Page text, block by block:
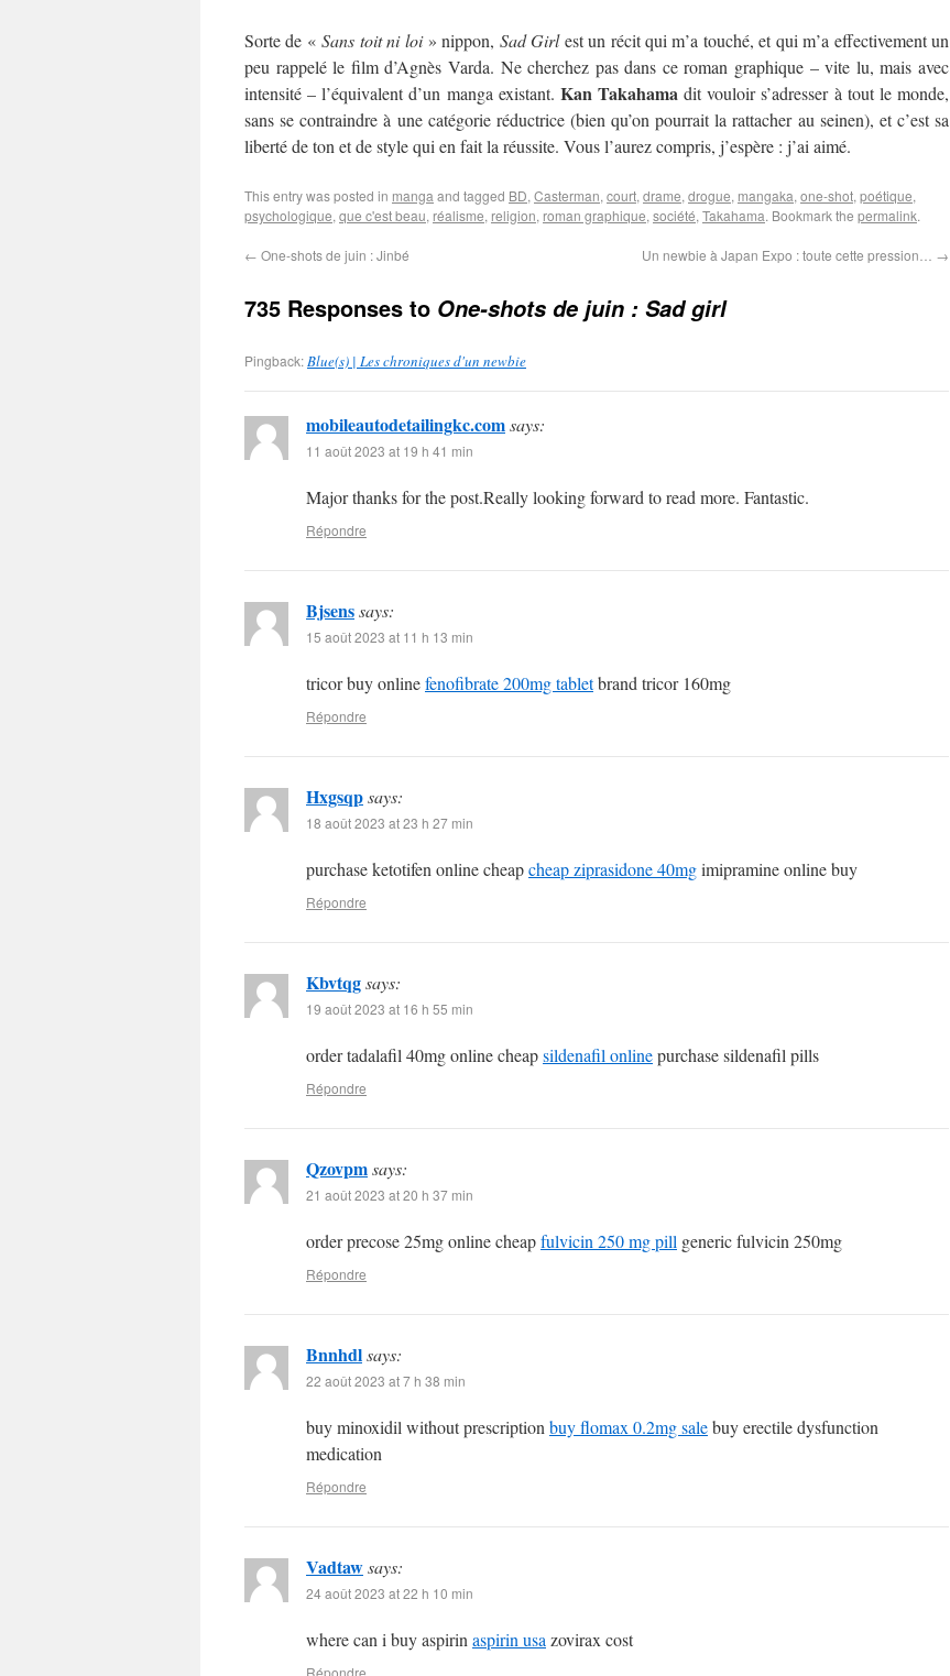
Sorte de «Sans toit ni loi» nippon, Sad Girlest un récit qui m’a touché, et qui m’a effectivement un
peu rappelé le film d’Agnès Varda. Ne cherchez pas dans ce roman graphique – vite lu, mais avec
intensité – l’équivalent d’un manga existant. Kan Takahama dit vouloir s’adresser à tout le monde,
sans se contraindre à une catégorie réductrice (bien qu’on pourrait la rattacher au seinen), et c’est sa
liberté de ton et de style qui en fait la réussite. Vous l’aurez compris, j’espère : j’ai aimé.
This entry was posted in manga and tagged BD, Casterman, court, drame, drogue, mangaka, one-shot, poétique,
psychologique, que c'est beau, réalisme, religion, roman graphique, société, Takahama. Bookmark the permalink.
← One-shots de juin : Jinbé Un newbie à Japan Expo : toute cette pression… →
735 Responses to One-shots de juin : Sad girl
Pingback: Blue(s) | Les chroniques d'un newbie
mobileautodetailingkc.comsays:
11 août 2023 at 19 h 41 min
Major thanks for the post.Really looking forward to read more. Fantastic.
Répondre
Bjsenssays:
15 août 2023 at 11 h 13 min
tricor buy onlinefenofibrate 200mg tabletbrand tricor 160mg
Répondre
Hxgsqpsays:
18 août 2023 at 23 h 27 min
purchase ketotifen online cheapcheap ziprasidone 40mgimipramine online buy
Répondre
Kbvtqgsays:
19 août 2023 at 16 h 55 min
order tadalafil 40mg online cheapsildenafil onlinepurchase sildenafil pills
Répondre
Qzovpmsays:
21 août 2023 at 20 h 37 min
order precose 25mg online cheapfulvicin 250 mg pill generic fulvicin 250mg
Répondre
Bnnhdlsays:
22 août 2023 at 7 h 38 min
buy minoxidil without prescription buy flomax 0.2mg salebuy erectile dysfunction
medication
Répondre
Vadtawsays:
24 août 2023 at 22 h 10 min
where can i buy aspirin aspirin usa zovirax cost
Répondre